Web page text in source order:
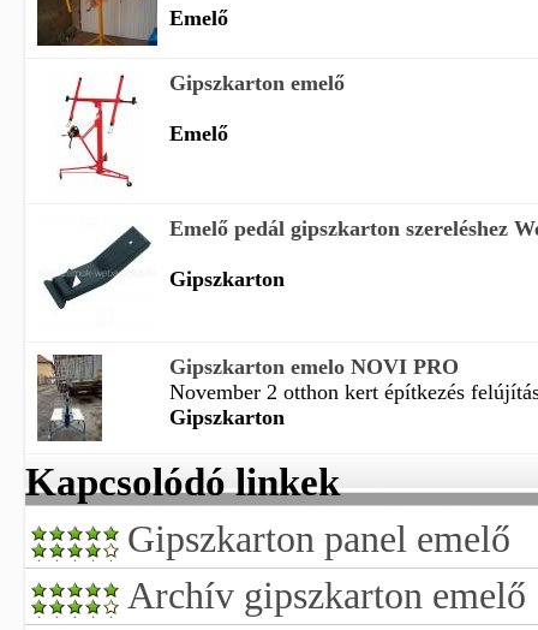
Emelő
Gipszkarton emelő
Emelő
Emelő pedál gipszkarton szereléshez
Gipszkarton
Gipszkarton emelo NOVI PRO
November 2 otthon kert építkezés
Gipszkarton
Kapcsolódó linkek
Gipszkarton panel emelő
Archív gipszkarton emelő